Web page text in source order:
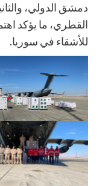
دمشق الدولي،
القطري، ما يؤكد
للأشقاء في سوريا.